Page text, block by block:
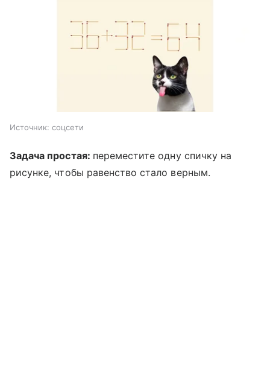
Источник: соцсети
Задача простая: переместите одну спичку на
рисунке, чтобы равенство стало верным.